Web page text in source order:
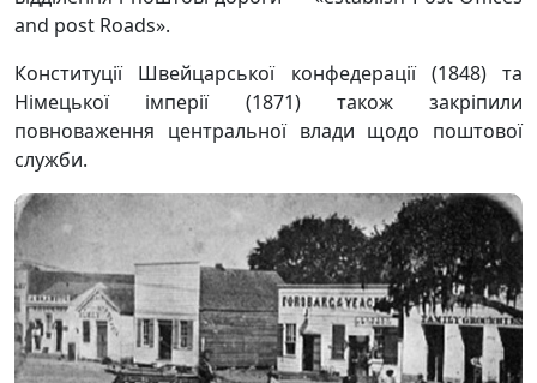
and post Roads».
Конституції Швейцарської конфедерації (1848) та
Німецької імперії (1871) також закріпили
повноваження центральної влади щодо поштової
служби.